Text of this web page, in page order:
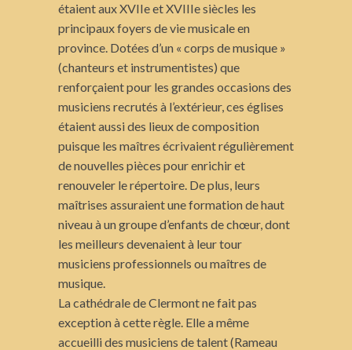
étaient aux XVIIe et XVIIIe siècles les
principaux foyers de vie musicale en
province. Dotées d’un « corps de musique »
(chanteurs et instrumentistes) que
renforçaient pour les grandes occasions des
musiciens recrutés à l’extérieur, ces églises
étaient aussi des lieux de composition
puisque les maîtres écrivaient régulièrement
de nouvelles pièces pour enrichir et
renouveler le répertoire. De plus, leurs
maîtrises assuraient une formation de haut
niveau à un groupe d’enfants de chœur, dont
les meilleurs devenaient à leur tour
musiciens professionnels ou maîtres de
musique.
La cathédrale de Clermont ne fait pas
exception à cette règle. Elle a même
accueilli des musiciens de talent (Rameau